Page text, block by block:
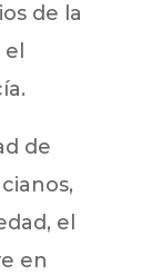
de la
el
de
el
en